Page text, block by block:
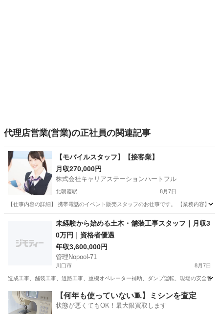
代理店営業(営業)の正社員の関連記事
【モバイルスタッフ】【接客業】
月収270,000円
株式会社キャリアステーションハートフル
北朝霞駅 8月7日
【仕事内容の詳細】 携帯電話のイベント販売スタッフのお仕事です。 【業務内容】
北朝霞駅 販売 業務
未経験から始める土木・舗装工事スタッフ｜月収3
0万円｜資格者優遇
年収3,600,000円
管理Nopool-71
川口市 8月7日
造成工事、舗装工事、道路工事、重機オペレーター補助、ダンプ運転、現場の安全管
埼玉 川口市 営業
【何年も使っていない🧵】ミシンを査定
状態が悪くてもOK！最大限買取します